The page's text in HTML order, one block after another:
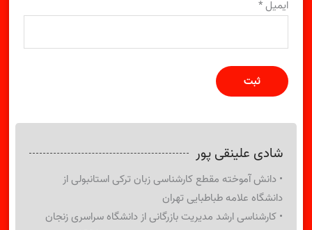
ایمیل*
شادی علینقی پور
• دانش آموخته مقطع کارشناسی زبان ترکی استانبولی از
دانشگاه علامه طباطبایی تهران
• کارشناسی ارشد مدیریت بازرگانی از دانشگاه سراسری زنجان